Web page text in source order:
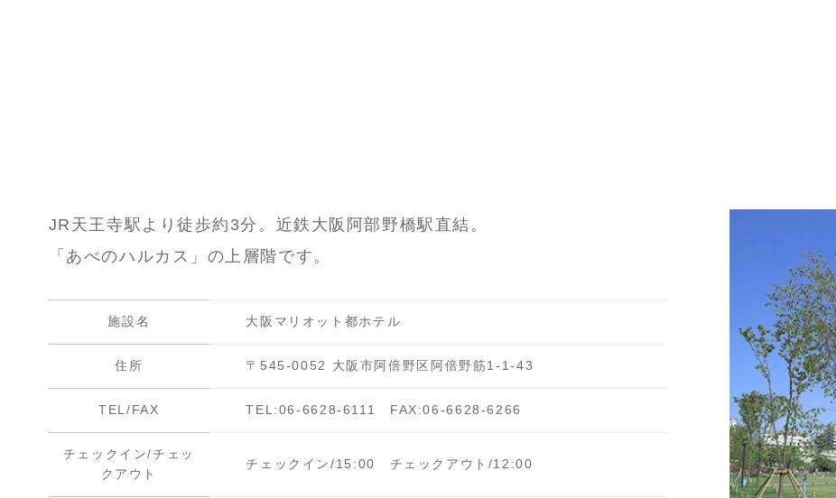
JR天王寺駅より徒歩約3分。近鉄大阪阿部野橋駅直結。
「あべのハルカス」の上層階です。
施設名 大阪マリオット都ホテル
住所 〒545-0052 大阪市阿倍野区阿倍野筋1-1-43
TEL/FAX TEL:06-6628-6111 FAX:06-6628-6266
チェックイン/チェッ
クアウト
チェックイン/15:00 チェックアウト/12:00